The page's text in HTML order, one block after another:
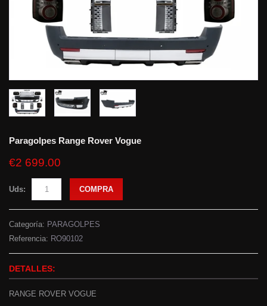
Paragolpes Range Rover Vogue
€2 699.00
Uds: COMPRA
Categoría: PARAGOLPES
Referencia: RO90102
DETALLES:
RANGE ROVER VOGUE